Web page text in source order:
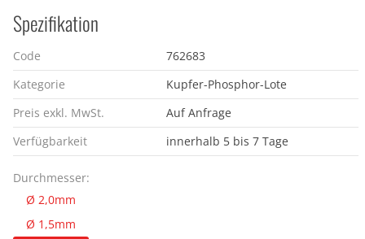
Spezifikation
Code
762683
Kategorie
Kupfer-Phosphor-Lote
Preis exkl. MwSt.
Auf Anfrage
Verfügbarkeit
innerhalb 5 bis 7 Tage
Durchmesser:
Ø 2,0mm
Ø 1,5mm